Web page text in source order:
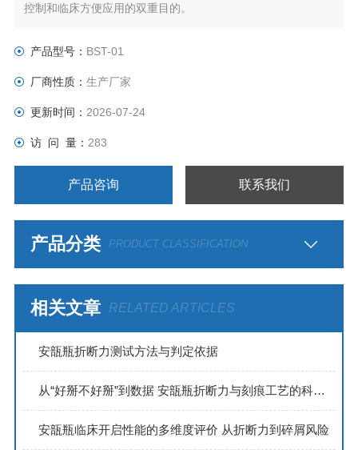
控制和临床方便应用的双重目的。
产品型号： BST-01
厂商性质： 生产厂家
更新时间： 2026-07-24
访 问 量： 283
产品咨询 联系我们
产品分类 PRODUCT CLASSIFICATION
相关文章 RELATED ARTICLES
安瓿瓶折断力测试方法与判定依据
从“好掰不好掰”到数据 安瓿瓶折断力与刻痕工艺的科学关联
安瓿瓶临床开启性能的多维度评价 从折断力到碎屑风险